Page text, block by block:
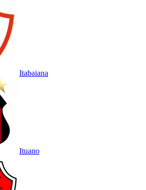
Itabaiana
Ituano